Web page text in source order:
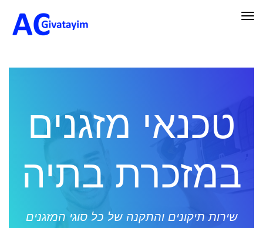
תפריט
טכנאי מזגנים
במזכרת בתיה
שירות תיקונים והתקנה של כל סוגי המזגנים